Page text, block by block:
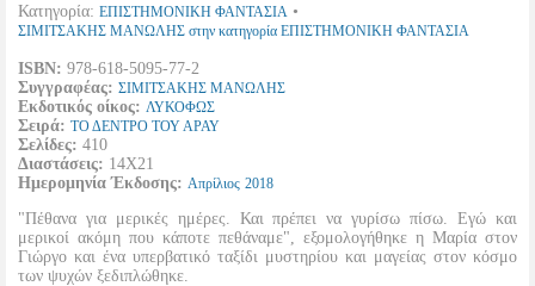
Κατηγορία: ΕΠΙΣΤΗΜΟΝΙΚΗ ΦΑΝΤΑΣΙΑ •
ΣΙΜΙΤΣΑΚΗΣ ΜΑΝΩΛΗΣ στην κατηγορία ΕΠΙΣΤΗΜΟΝΙΚΗ ΦΑΝΤΑΣΙΑ
ISBN: 978-618-5095-77-2
Συγγραφέας: ΣΙΜΙΤΣΑΚΗΣ ΜΑΝΩΛΗΣ
Εκδοτικός οίκος: ΛΥΚΟΦΩΣ
Σειρά: ΤΟ ΔΕΝΤΡΟ ΤΟΥ ΑΡΑΥ
Σελίδες: 410
Διαστάσεις: 14Χ21
Ημερομηνία Έκδοσης: Απρίλιος 2018
"Πέθανα για μερικές ημέρες. Και πρέπει να γυρίσω πίσω. Εγώ και
μερικοί ακόμη που κάποτε πεθάναμε", εξομολογήθηκε η Μαρία στον
Γιώργο και ένα υπερβατικό ταξίδι μυστηρίου και μαγείας στον κόσμο
των ψυχών ξεδιπλώθηκε.